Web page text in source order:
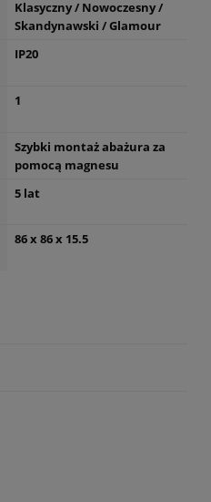
Klasyczny / Nowoczesny /
Skandynawski / Glamour
IP20
1
Szybki montaż abażura za
pomocą magnesu
5 lat
86 x 86 x 15.5